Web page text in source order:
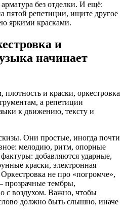
без отделки. И ещё:
пятой репетиции, ищите другое
яркими красками.
и
начинает
и краски, оркестровка
а репетиции
к движению, тексту и
Они простые, иногда почти
мелодию, ритм, опорные
добавляются ударные,
краски, электронная
не про «погромче»,
прозрачные тембры,
с воздухом. Важно, чтобы
должно быть слышно, иначе